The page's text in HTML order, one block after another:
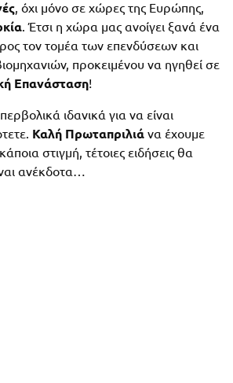
, όχι μόνο σε χώρες της Ευρώπης,
. Έτσι η χώρα μας ανοίγει ξανά ένα
τον τομέα των επενδύσεων και
προκειμένου να ηγηθεί σε
Επανάσταση!
ιδανικά για να είναι
Καλή Πρωταπριλιά να έχουμε
στιγμή, τέτοιες ειδήσεις θα
ανέκδοτα…